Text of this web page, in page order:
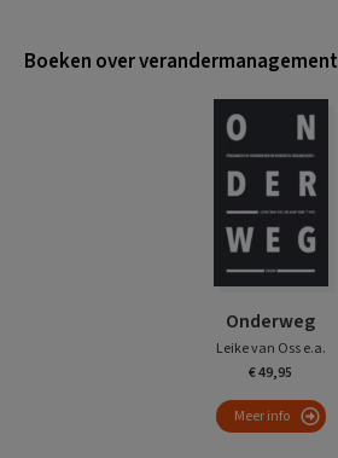
Boeken over verandermanagement
Onderweg
Leike van Oss e.a.
€ 49,95
Meer info